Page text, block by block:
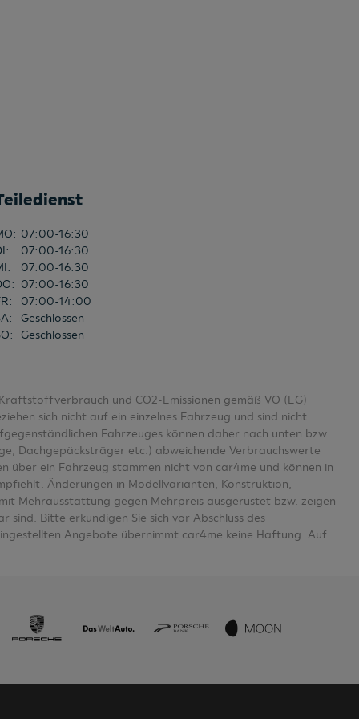
: 07:00-16:30
:
07:00-16:30
:
07:00-16:30
: 07:00-16:30
:
07:00-14:00
:
Geschlossen
: Geschlossen
und CO2-Emissionen gemäß VO (EG)
sich nicht auf ein einzelnes Fahrzeug und sind nicht
Fahrzeuges können daher nach unten bzw.
Dachgepäcksträger etc.) abweichende Verbrauchswerte
über ein Fahrzeug stammen nicht von car4me und können in
Änderungen in Modellvarianten, Konstruktion,
Mehrausstattung gegen Mehrpreis ausgerüstet bzw. zeigen
Bitte erkundigen Sie sich vor Abschluss des
Angebote übernimmt car4me keine Haftung. Auf